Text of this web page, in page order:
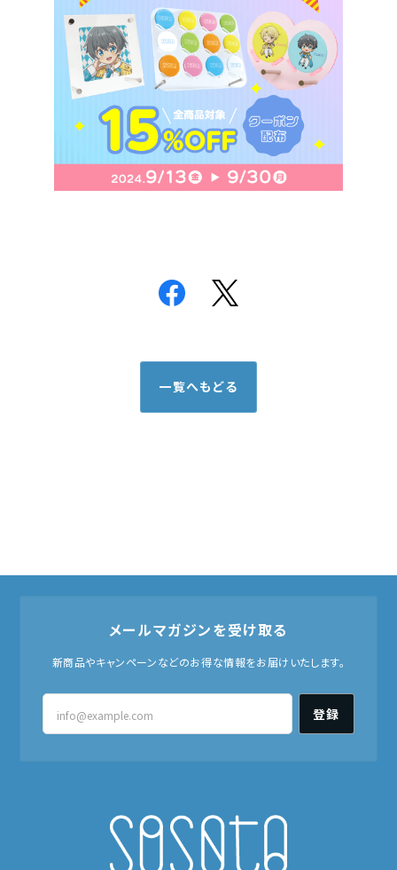
一覧へもどる
メールマガジンを受け取る
新商品やキャンペーンなどのお得な情報をお届けいたします。
登録